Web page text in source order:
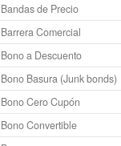
Bandas de Precio
Barrera Comercial
Bono a Descuento
Bono Basura (Junk bonds)
Bono Cero Cupón
Bono Convertible